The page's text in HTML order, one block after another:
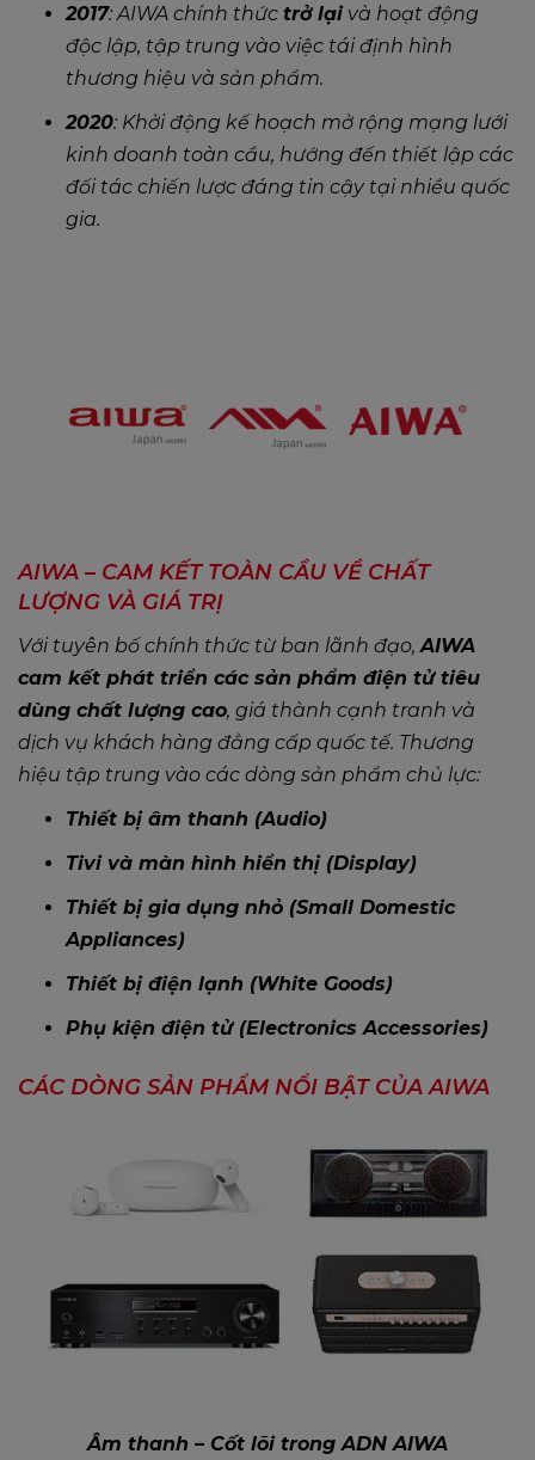
2017: AIWA chính thức trở lạivà hoạt động
độc lập, tập trung vào việc tái định hình
thương hiệu và sản phẩm.
2020: Khởi động kế hoạch mở rộng mạng lưới
kinh doanh toàn cầu, hướng đến thiết lập các
đối tác chiến lược đáng tin cậy tại nhiều quốc
gia.
AIWA – CAM KẾT TOÀN CẦU VỀ CHẤT
LƯỢNG VÀ GIÁ TRỊ
Với tuyên bố chính thức từ ban lãnh đạo, AIWA
cam kết phát triển các sản phẩm điện tử tiêu
dùng chất lượng cao, giá thành cạnh tranh và
dịch vụ khách hàng đẳng cấp quốc tế. Thương
hiệu tập trung vào các dòng sản phẩm chủ lực:
Thiết bị âm thanh (Audio)
Tivi và màn hình hiển thị (Display)
Thiết bị gia dụng nhỏ (Small Domestic
Appliances)
Thiết bị điện lạnh (White Goods)
Phụ kiện điện tử (Electronics Accessories)
CÁC DÒNG SẢN PHẨM NỔI BẬT CỦA AIWA
Âm thanh – Cốt lõi trong ADN AIWA